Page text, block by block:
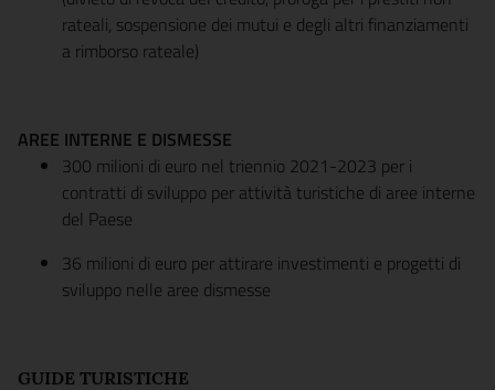
rateali, sospensione dei mutui e degli altri finanziamenti
a rimborso rateale)
AREE INTERNE E DISMESSE
300 milioni di euro nel triennio 2021-2023 per i
contratti di sviluppo per attività turistiche di aree interne
del Paese
36 milioni di euro per attirare investimenti e progetti di
sviluppo nelle aree dismesse
GUIDE TURISTICHE